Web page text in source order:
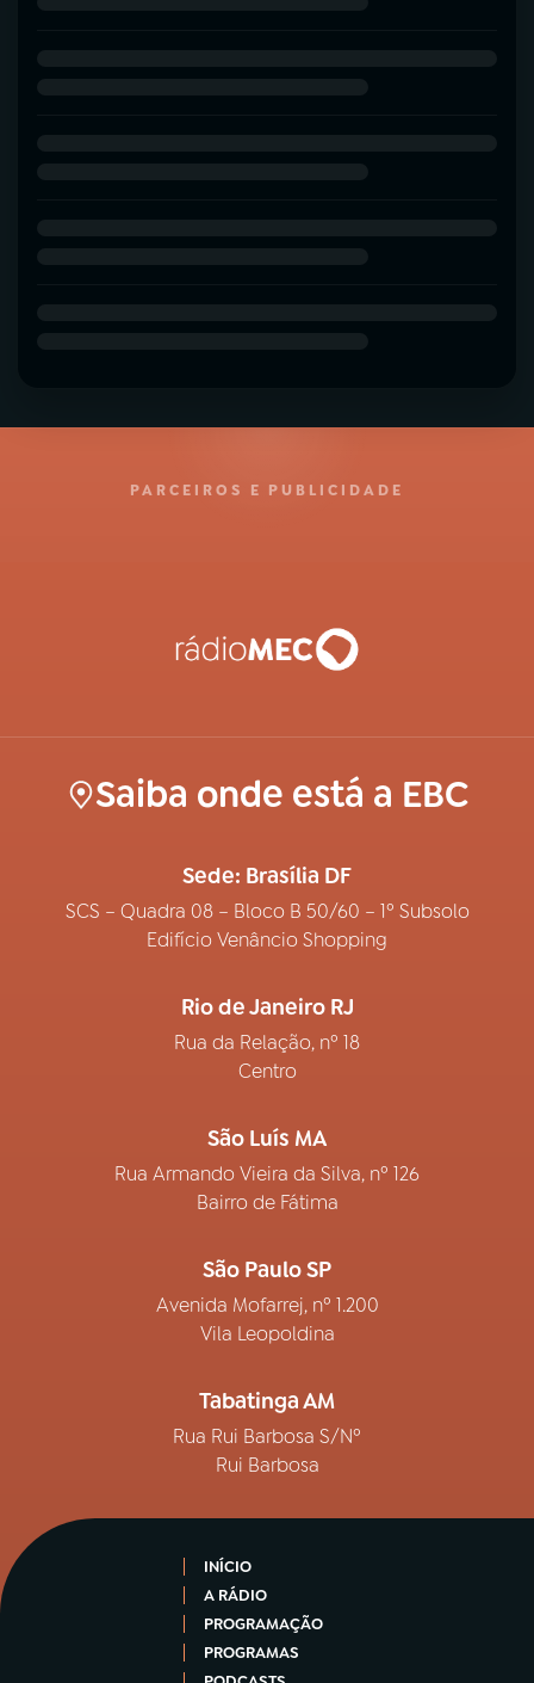
PARCEIROS E PUBLICIDADE
Saiba onde está a EBC
Sede: Brasília DF
SCS – Quadra 08 – Bloco B 50/60 – 1º Subsolo
Edifício Venâncio Shopping
Rio de Janeiro RJ
Rua da Relação, nº 18
Centro
São Luís MA
Rua Armando Vieira da Silva, nº 126
Bairro de Fátima
São Paulo SP
Avenida Mofarrej, nº 1.200
Vila Leopoldina
Tabatinga AM
Rua Rui Barbosa S/Nº
Rui Barbosa
INÍCIO
A RÁDIO
PROGRAMAÇÃO
PROGRAMAS